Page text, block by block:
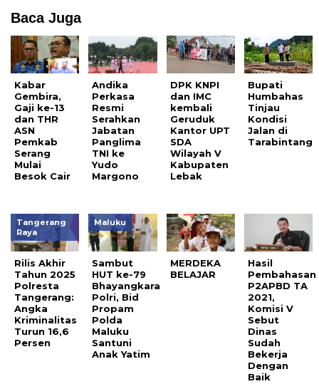
Baca Juga
Kabar
Gembira,
Gaji ke-13
dan THR
ASN
Pemkab
Serang
Mulai
Besok Cair
Andika
Perkasa
Resmi
Serahkan
Jabatan
Panglima
TNI ke
Yudo
Margono
DPK KNPI
dan IMC
kembali
Geruduk
Kantor UPT
SDA
Wilayah V
Kabupaten
Lebak
Bupati
Humbahas
Tinjau
Kondisi
Jalan di
Tarabintang
Tangerang
Raya
Rilis Akhir
Tahun 2025
Polresta
Tangerang:
Angka
Kriminalitas
Turun 16,6
Persen
Maluku
Sambut
HUT ke-79
Bhayangkara
Polri, Bid
Propam
Polda
Maluku
Santuni
Anak Yatim
MERDEKA
BELAJAR
Hasil
Pembahasan
P2APBD TA
2021,
Komisi V
Sebut
Dinas
Sudah
Bekerja
Dengan
Baik